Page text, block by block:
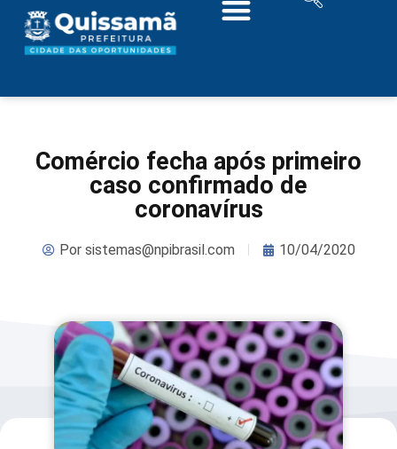
Comércio fecha após primeiro
caso confirmado de
coronavírus
Porsistemas@npibrasil.com 10/04/2020